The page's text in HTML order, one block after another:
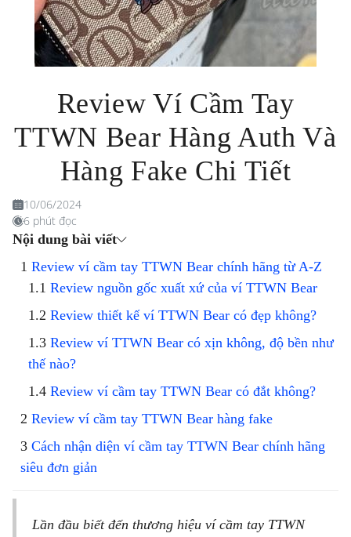
Review Ví Cầm Tay
TTWN Bear Hàng Auth Và
Hàng Fake Chi Tiết
10/06/2024
6 phút đọc
Nội dung bài viết
Review ví cầm tay TTWN Bear chính hãng từ A-Z
Review nguồn gốc xuất xứ của ví TTWN Bear
Review thiết kế ví TTWN Bear có đẹp không?
Review ví TTWN Bear có xịn không, độ bền như
thế nào?
Review ví cầm tay TTWN Bear có đắt không?
Review ví cầm tay TTWN Bear hàng fake
Cách nhận diện ví cầm tay TTWN Bear chính hãng
siêu đơn giản
Lần đầu biết đến thương hiệu ví cầm tay TTWN